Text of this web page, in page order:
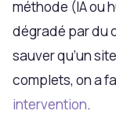
méthode (IA ou
dégradé par du
sauver qu’un
complets, on a
intervention.